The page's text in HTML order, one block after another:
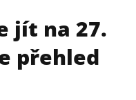
jít na 27.
přehled